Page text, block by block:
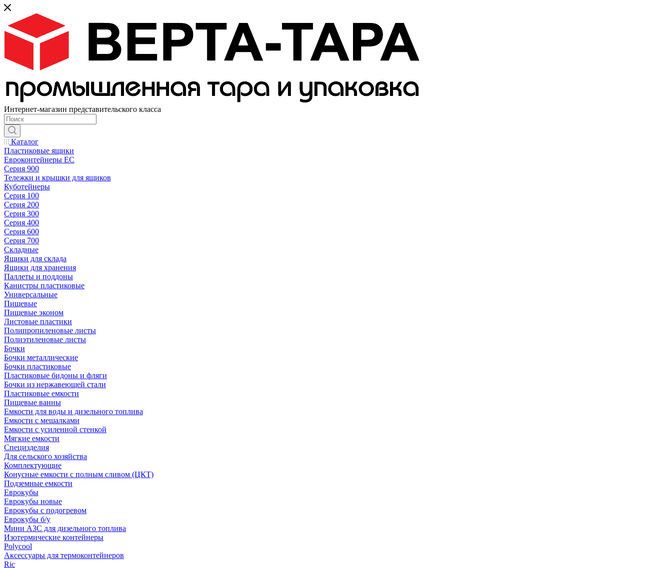
Интернет-магазин представительского класса
Каталог
Пластиковые ящики
Евроконтейнеры ЕС
Серия 900
Тележки и крышки для ящиков
Куботейнеры
Серия 100
Серия 200
Серия 300
Серия 400
Серия 600
Серия 700
Складные
Ящики для склада
Ящики для хранения
Паллеты и поддоны
Канистры пластиковые
Универсальные
Пищевые
Пищевые эконом
Листовые пластики
Полипропиленовые листы
Полиэтиленовые листы
Бочки
Бочки металлические
Бочки пластиковые
Пластиковые бидоны и фляги
Бочки из нержавеющей стали
Пластиковые емкости
Пищевые ванны
Емкости для воды и дизельного топлива
Емкости с мешалками
Емкости с усиленной стенкой
Мягкие емкости
Специзделия
Для сельского хозяйства
Комплектующие
Конусные емкости с полным сливом (ЦКТ)
Подземные емкости
Еврокубы
Еврокубы новые
Еврокубы с подогревом
Еврокубы б/у
Мини АЗС для дизельного топлива
Изотермические контейнеры
Polycool
Аксессуары для термоконтейнеров
Ric